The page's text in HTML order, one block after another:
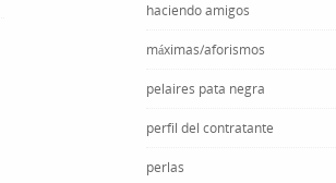
haciendo amigos
máximas/aforismos
pelaires pata negra
perfil del contratante
perlas